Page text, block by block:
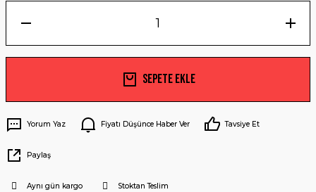
Sepete Ekle
Yorum Yaz Fiyatı Düşünce Haber Ver Tavsiye Et
Paylaş
Aynı gün kargo Stoktan Teslim